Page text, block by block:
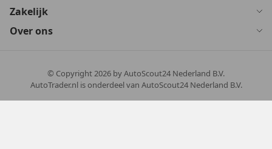
Zakelijk
Over ons
© Copyright2026 by AutoScout24 Nederland B.V.
AutoTrader.nl is onderdeel van AutoScout24 Nederland B.V.